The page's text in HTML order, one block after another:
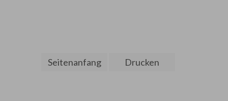
Seitenanfang Drucken